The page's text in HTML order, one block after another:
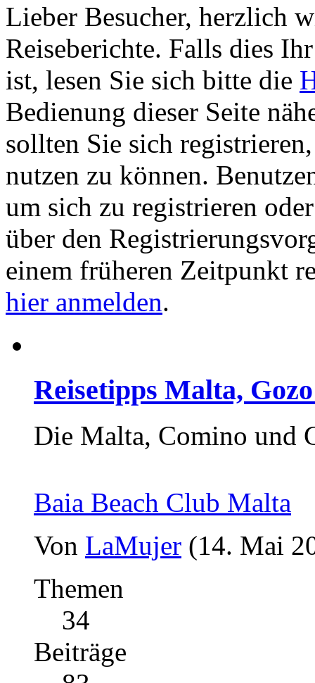
Lieber Besucher, herzlich
Reiseberichte. Falls dies
ist, lesen Sie sich bitte die
Bedienung dieser Seite
sollten Sie sich
nutzen zu können.
um sich zu registrieren
über den
einem früheren Zeitpunkt
hier anmelden.
Reisetipps Malta,
Die Malta, Comino und
Baia Beach Club Malta
Von LaMujer (14. Mai
Themen
34
Beiträge